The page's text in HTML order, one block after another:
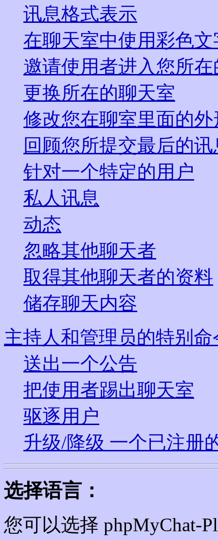
讯息格式表示
在聊天室中使用彩色文
邀请使用者进入您所
更换所在的聊天室
修改您在聊室里面的
回顾您所提交最后的
针对一个特定的用户
私人讯息
动态
忽略其他聊天者
取得其他聊天者的资料
储存聊天内容
主持人和管理员的特别命
送出一个公告
把使用者踢出聊天室
驱逐用户
升级/降级 一个已注册
选择语言：
您可以选择 phpMyChat-